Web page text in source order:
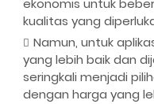
ekonomis untuk
kualitas yang
Namun, untuk
yang lebih baik dan
seringkali menjadi
dengan harga yang